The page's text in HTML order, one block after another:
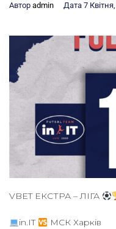
Автор admin Дата 7
VBET ЕКСТРА – ЛІГА
in.IT МСК Харків